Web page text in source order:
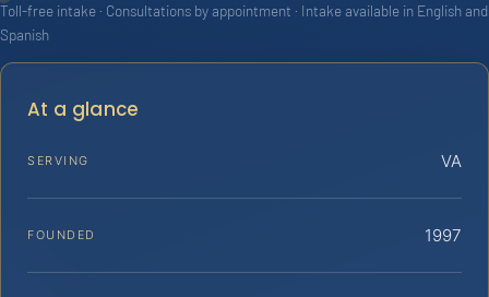
Toll-free intake · Consultations by appointment · Intake available in English and
Spanish
At a glance
SERVING VA
FOUNDED 1997